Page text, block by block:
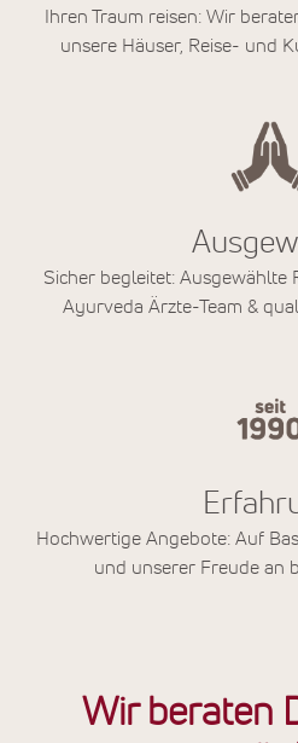
Ihren Traum reisen: Wir
unsere Häuser, Reise- und
Sicher begleitet: Ausgewählte
Ayurveda Ärzte-Team &
Hochwertige Angebote: Auf
und unserer Freude an
Wir beraten